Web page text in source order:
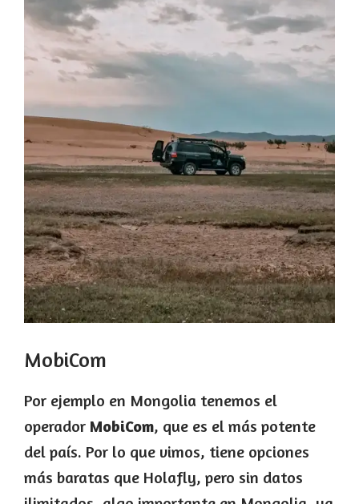
MobiCom
Por ejemplo en Mongolia tenemos el
operador MobiCom, que es el más potente
del país. Por lo que vimos, tiene opciones
más baratas que Holafly, pero sin datos